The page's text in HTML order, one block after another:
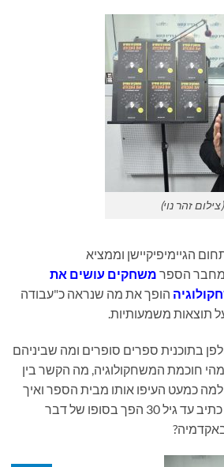
זהר נוי)
הגיימיפיקיישן וממציא
מחבר הספר משחקים עושים את
הופך את מה שנראה כ"עבודה
משמעותיות.
בתוכנית ספרים סופרים ומה שביניהם
מהי חוכמת המשחקולוגיה, מה הקשר בין
כמעט העיפו אותו מבית הספר ואיך
למרות שכתב בשגיאות כתיב עד גיל 30 הפך בסופו של דבר